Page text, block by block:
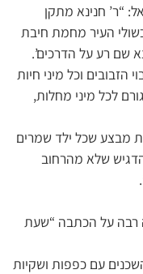
“ר’ חנינא מתקן
העיר מחמת חיבת
שם רע על הדרכים’.
הזבובים וכל מיני חיות
לכל מיני מחלות,
מבצע שכל ילד שמרים
שלא מהרחוב
רבה על הכתבה “שעת
עם כפפות ושקיות